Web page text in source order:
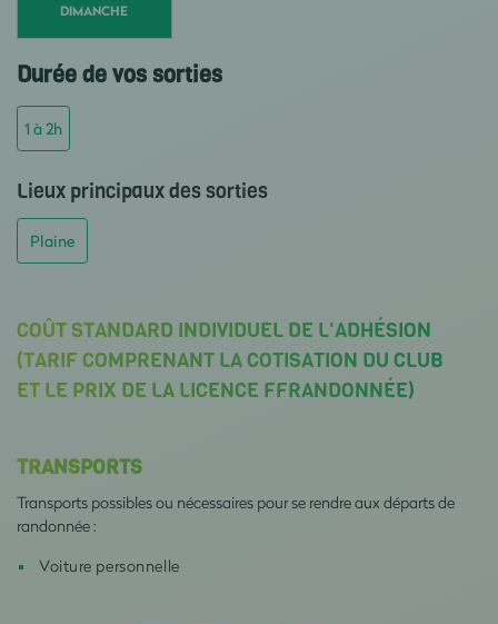
DIMANCHE
Durée de vos sorties
1 à 2h
Lieux principaux des sorties
Plaine
COÛT STANDARD INDIVIDUEL DE L'ADHÉSION
(TARIF COMPRENANT LA COTISATION DU CLUB
ET LE PRIX DE LA LICENCE FFRANDONNÉE)
TRANSPORTS
Transports possibles ou nécessaires pour se rendre aux départs de
randonnée :
Voiture personnelle